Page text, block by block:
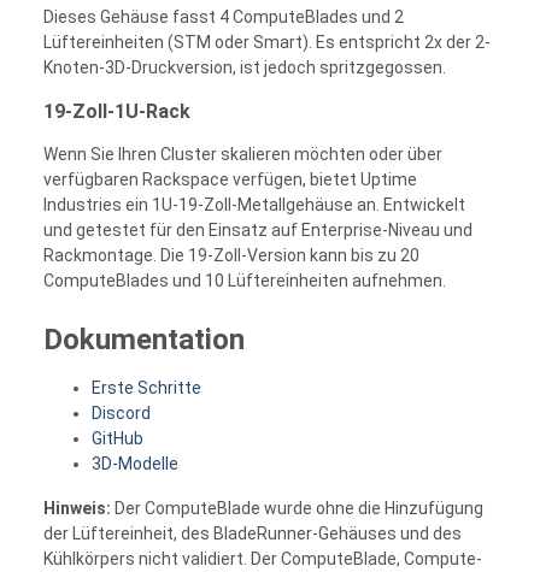
Dieses Gehäuse fasst 4 ComputeBlades und 2
Lüftereinheiten (STM oder Smart). Es entspricht 2x der 2-
Knoten-3D-Druckversion, ist jedoch spritzgegossen.
19-Zoll-1U-Rack
Wenn Sie Ihren Cluster skalieren möchten oder über
verfügbaren Rackspace verfügen, bietet Uptime
Industries ein 1U-19-Zoll-Metallgehäuse an. Entwickelt
und getestet für den Einsatz auf Enterprise-Niveau und
Rackmontage. Die 19-Zoll-Version kann bis zu 20
ComputeBlades und 10 Lüftereinheiten aufnehmen.
Dokumentation
Erste Schritte
Discord
GitHub
3D-Modelle
Hinweis: Der ComputeBlade wurde ohne die Hinzufügung
der Lüftereinheit, des BladeRunner-Gehäuses und des
Kühlkörpers nicht validiert. Der ComputeBlade, Compute-